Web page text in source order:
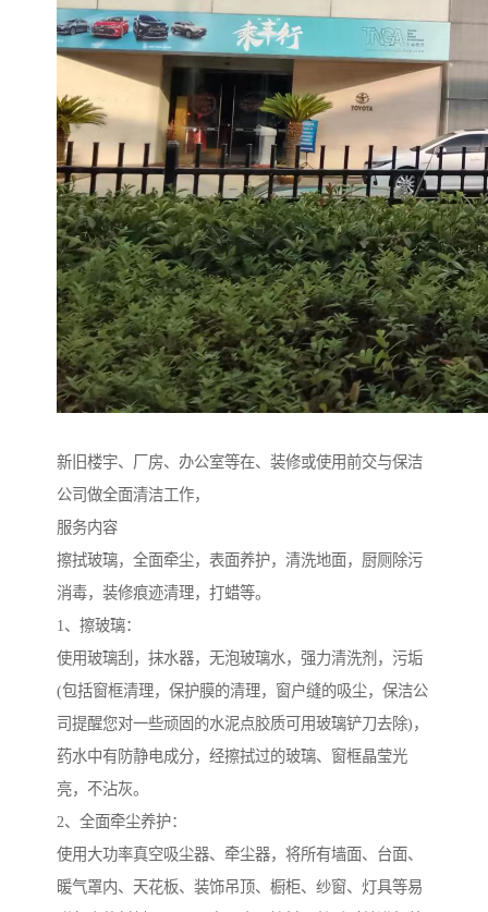
新旧楼宇、厂房、办公室等在、装修或使用前交与保洁
公司做全面清洁工作，
服务内容
擦拭玻璃，全面牵尘，表面养护，清洗地面，厨厕除污
消毒，装修痕迹清理，打蜡等。
1、擦玻璃：
使用玻璃刮，抹水器，无泡玻璃水，强力清洗剂，污垢
(包括窗框清理，保护膜的清理，窗户缝的吸尘，保洁公
司提醒您对一些顽固的水泥点胶质可用玻璃铲刀去除)，
药水中有防静电成分，经擦拭过的玻璃、窗框晶莹光
亮，不沾灰。
2、全面牵尘养护：
使用大功率真空吸尘器、牵尘器，将所有墙面、台面、
暖气罩内、天花板、装饰吊顶、橱柜、纱窗、灯具等易